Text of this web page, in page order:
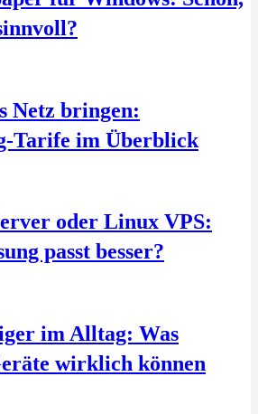
Netz bringen:
Tarife im Überblick
oder Linux VPS:
passt besser?
im Alltag: Was
wirklich können